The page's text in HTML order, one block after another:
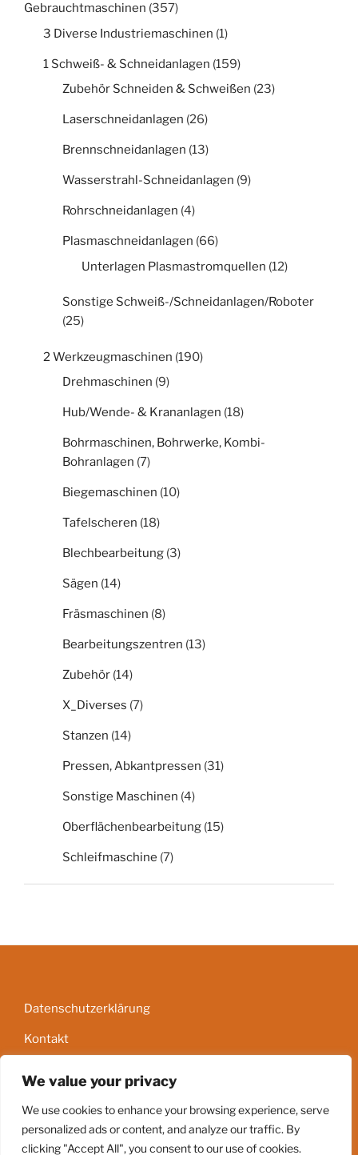
We value your privacy
We use cookies to enhance your browsing experience, serve
personalized ads or content, and analyze our traffic. By
clicking "Accept All", you consent to our use of cookies.
Gebrauchtmaschinen (357)
3 Diverse Industriemaschinen (1)
1 Schweiß- & Schneidanlagen (159)
Zubehör Schneiden & Schweißen (23)
Laserschneidanlagen (26)
Brennschneidanlagen (13)
Wasserstrahl-Schneidanlagen (9)
Rohrschneidanlagen (4)
Plasmaschneidanlagen (66)
Unterlagen Plasmastromquellen (12)
Sonstige Schweiß-/Schneidanlagen/Roboter
(25)
2 Werkzeugmaschinen (190)
Drehmaschinen (9)
Hub/Wende- & Krananlagen (18)
Bohrmaschinen, Bohrwerke, Kombi-
Bohranlagen (7)
Biegemaschinen (10)
Tafelscheren (18)
Blechbearbeitung (3)
Sägen (14)
Fräsmaschinen (8)
Bearbeitungszentren (13)
Zubehör (14)
X_Diverses (7)
Stanzen (14)
Pressen, Abkantpressen (31)
Sonstige Maschinen (4)
Oberflächenbearbeitung (15)
Schleifmaschine (7)
Datenschutzerklärung
Kontakt